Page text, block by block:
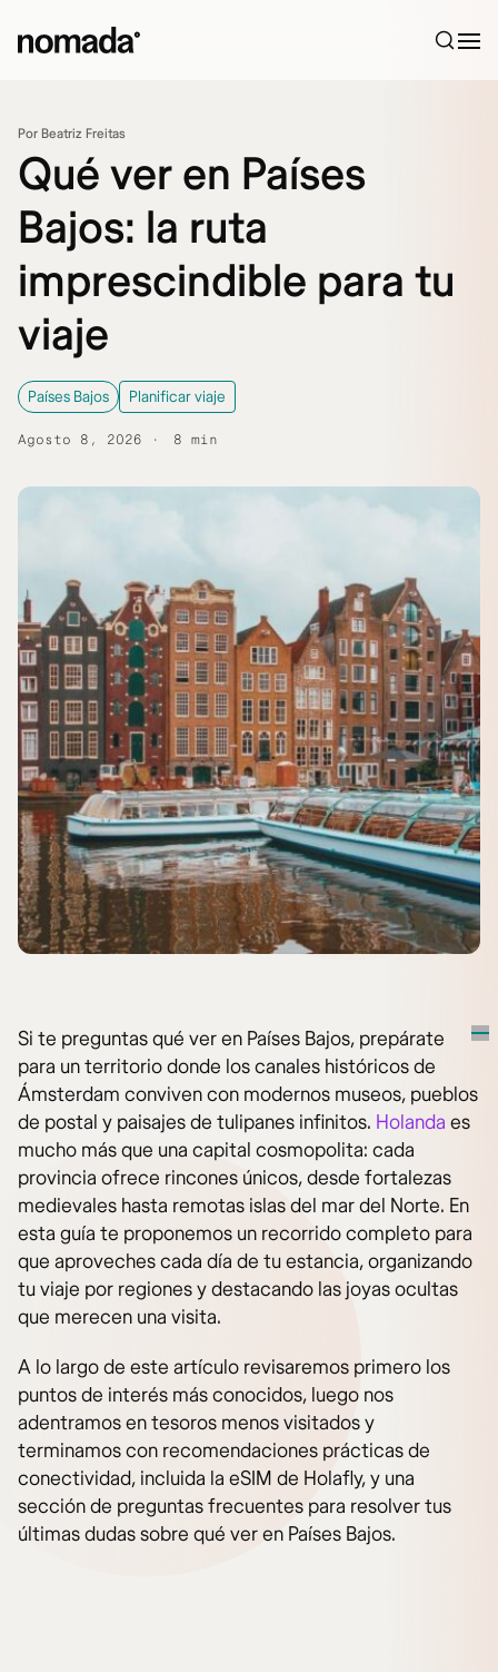
Por Beatriz Freitas
Qué ver en Países
Bajos: la ruta
imprescindible para tu
viaje
Países Bajos Planificar viaje
Agosto 8, 2026 8 min
Si te preguntas qué ver en Países Bajos, prepárate
para un territorio donde los canales históricos de
Ámsterdam conviven con modernos museos, pueblos
de postal y paisajes de tulipanes infinitos. Holanda es
mucho más que una capital cosmopolita: cada
provincia ofrece rincones únicos, desde fortalezas
medievales hasta remotas islas del mar del Norte. En
esta guía te proponemos un recorrido completo para
que aproveches cada día de tu estancia, organizando
tu viaje por regiones y destacando las joyas ocultas
que merecen una visita.
A lo largo de este artículo revisaremos primero los
puntos de interés más conocidos, luego nos
adentramos en tesoros menos visitados y
terminamos con recomendaciones prácticas de
conectividad, incluida la eSIM de Holafly, y una
sección de preguntas frecuentes para resolver tus
últimas dudas sobre qué ver en Países Bajos.